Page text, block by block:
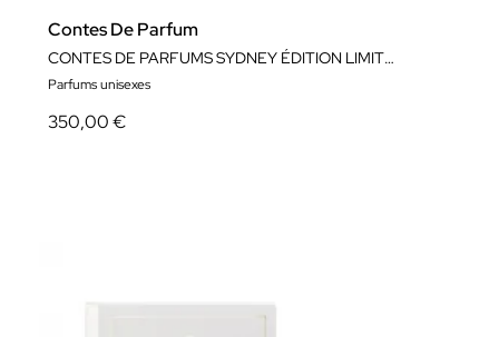
Contes De Parfum
CONTES DE PARFUMS SYDNEY ÉDITION LIMITÉE (30%)
Parfums unisexes
350,00 €